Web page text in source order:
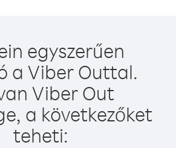
egyszerűen
a Viber Outtal.
Viber Out
a következőket
teheti: